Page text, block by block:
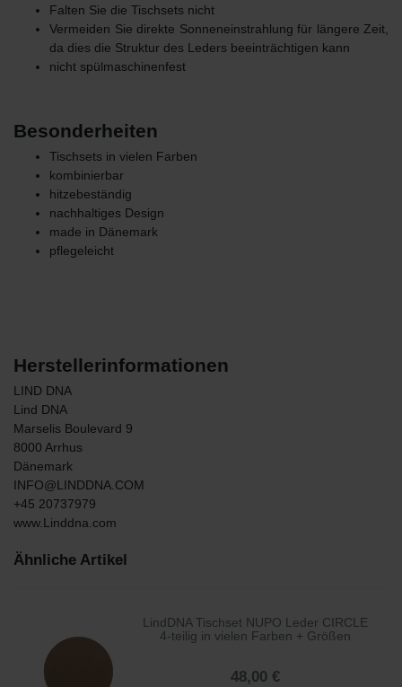
Falten Sie die Tischsets nicht
Vermeiden Sie direkte Sonneneinstrahlung für längere Zeit,
da dies die Struktur des Leders beeinträchtigen kann
nicht spülmaschinenfest
Besonderheiten
Tischsets in vielen Farben
kombinierbar
hitzebeständig
nachhaltiges Design
made in Dänemark
pflegeleicht
Herstellerinformationen
LIND DNA
Lind DNA
Marselis Boulevard 9
8000 Arrhus
Dänemark
INFO@LINDDNA.COM
+45 20737979
www.Linddna.com
Ähnliche Artikel
LindDNA Tischset NUPO Leder CIRCLE
4-teilig in vielen Farben + Größen
48,00 €